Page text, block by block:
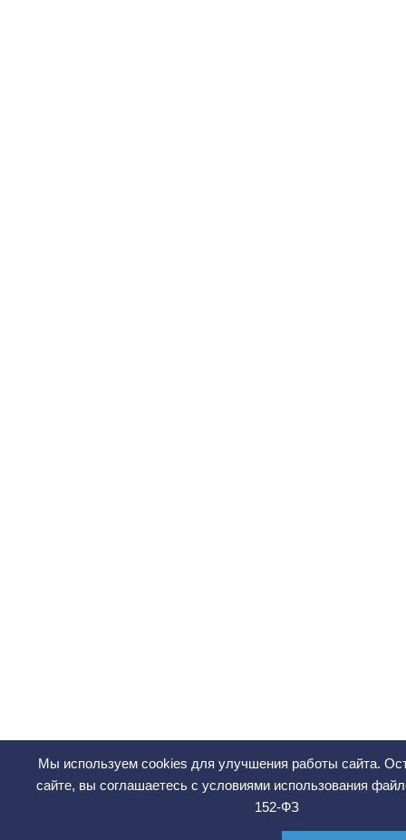
Мы используем cookies для улучшения работы сайта.
сайте, вы соглашаетесь с условиями использования
152-ФЗ